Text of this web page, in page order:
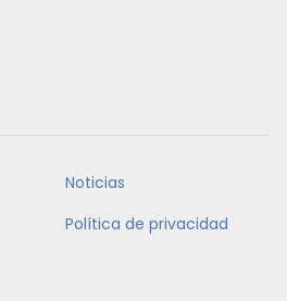
Noticias
Política de privacidad